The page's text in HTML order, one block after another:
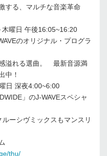
する、マルチな音楽革命
曜日 午後16:05~16:20
のオリジナル・プログラ
溢れる選曲。 最新音源満
中！
日 深夜4:00~6:00
」のJ-WAVEスペシャ
ーシヴミックスもマンスリ
thu/